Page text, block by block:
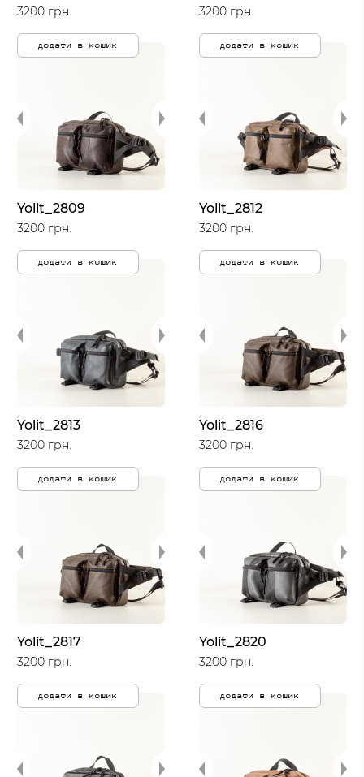
3200 грн.
додати в кошик
3200 грн.
додати в кошик
Yolit_2809
3200 грн.
додати в кошик
Yolit_2812
3200 грн.
додати в кошик
Yolit_2813
3200 грн.
додати в кошик
Yolit_2816
3200 грн.
додати в кошик
Yolit_2817
3200 грн.
додати в кошик
Yolit_2820
3200 грн.
додати в кошик